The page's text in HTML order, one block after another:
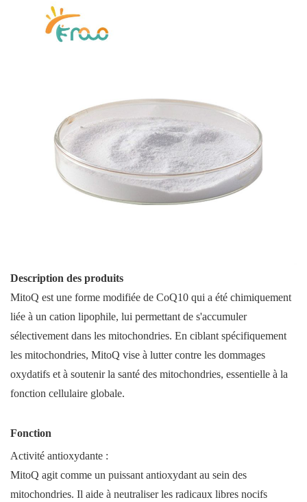
Description des produits
MitoQ est une forme modifiée de CoQ10 qui a été chimiquement
liée à un cation lipophile, lui permettant de s'accumuler
sélectivement dans les mitochondries. En ciblant spécifiquement
les mitochondries, MitoQ vise à lutter contre les dommages
oxydatifs et à soutenir la santé des mitochondries, essentielle à la
fonction cellulaire globale.
Fonction
Activité antioxydante :
MitoQ agit comme un puissant antioxydant au sein des
mitochondries. Il aide à neutraliser les radicaux libres nocifs